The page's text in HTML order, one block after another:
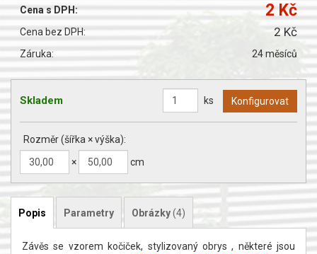
Cena s DPH: 2 Kč
Cena bez DPH: 2 Kč
Záruka: 24 měsíců
Skladem ks
Rozměr (šířka × výška):
×
cm
Popis Parametry Obrázky(4)
Závěs se vzorem kočiček, stylizovaný obrys , některé jsou